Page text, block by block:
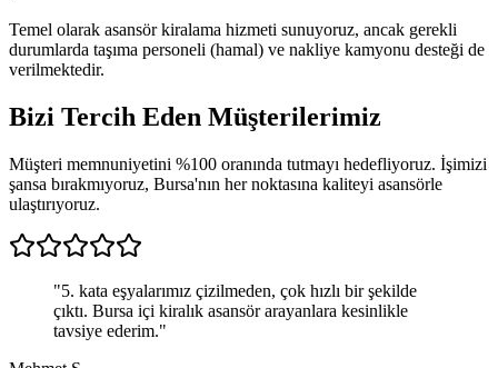
Temel olarak asansör kiralama hizmeti sunuyoruz, ancak gerekli
durumlarda taşıma personeli (hamal) ve nakliye kamyonu desteği de
verilmektedir.
Bizi Tercih Eden Müşterilerimiz
Müşteri memnuniyetini %100 oranında tutmayı hedefliyoruz. İşimizi
şansa bırakmıyoruz, Bursa'nın her noktasına kaliteyi asansörle
ulaştırıyoruz.
"5. kata eşyalarımız çizilmeden, çok hızlı bir şekilde
çıktı. Bursa içi kiralık asansör arayanlara kesinlikle
tavsiye ederim."